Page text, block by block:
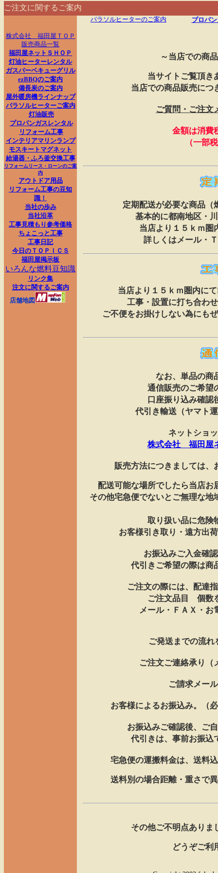
ご注文に関するご案内
パラソルヒーターのご案内 プロパ
株式会社 福田屋ＴＯＰ
販売商品一覧
福田屋ネットＳＨＯＰ
灯油ヒーターレンタル
ガスバーベキューグリル
ezBBQのご案内
備長炭のご案内
屋外暖房機ラインナップ
パラソルヒーターご案内
灯油販売
プロパンガスレンタル
リフォーム工事
インテリアマリンランプ
モスキートマグネット
給湯器・ふろ釜交換工事
リフォームリース・ローンのご案
内
アウトドア用品
リフォーム工事の豆知
識！
当社の歩み
当社沿革
工事見積もり参考価格
ちょこっと工事
工事日記
今日のＴＯＰＩＣＳ
福田屋掲示板
いろんな燃料豆知識
リンク集
注文に関するご案内
店舗地図
～当店での商
当サイトご覧頂き
当店での商品販売につ
ご質問・ご注文
金額は消費
（一部
定期配送が必要な商品（
基本的に都南地区・
当店より１５ｋｍ圏
詳しくはメール・
当店より１５ｋｍ圏内に
工事・設置に打ち合わ
ご不便をお掛けしない為にも
なお、単品の商
通信販売のご希望
口座振り込み確認
代引き輸送（ヤマト
ネットショ
株式会社 福田屋
販売方法につきましては、
配送可能な場所でしたら当店お
その他宅急便でないとご無理な
取り扱い品に危険
お客様引き取り・遠方出
お振込みご入金確
代引きご希望の際は商
ご注文の際には、配達
ご注文品目 個数
メール・ＦＡＸ・お
ご発送までの流
ご注文ご連絡承り（
ご請求メー
お客様によるお振込み。（
お振込みご確認後、ご
代引きは、事前お振込
宅急便の運搬料金は、送料
送料別の場合距離・重さで
その他ご不明点ありま
どうぞご利